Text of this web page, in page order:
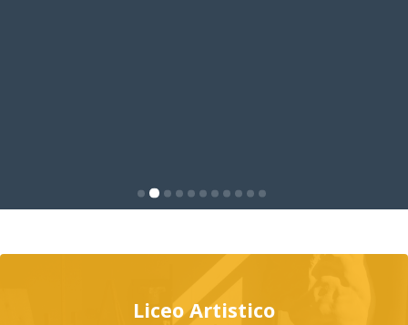
Liceo Artistico